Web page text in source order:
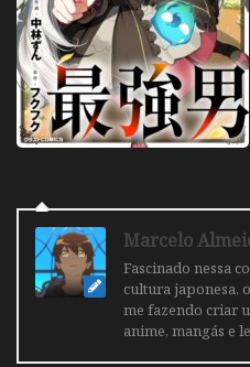
Marcelo
Fascinado nessa
cultura japonesa,
me fazendo criar
anime, mangás e